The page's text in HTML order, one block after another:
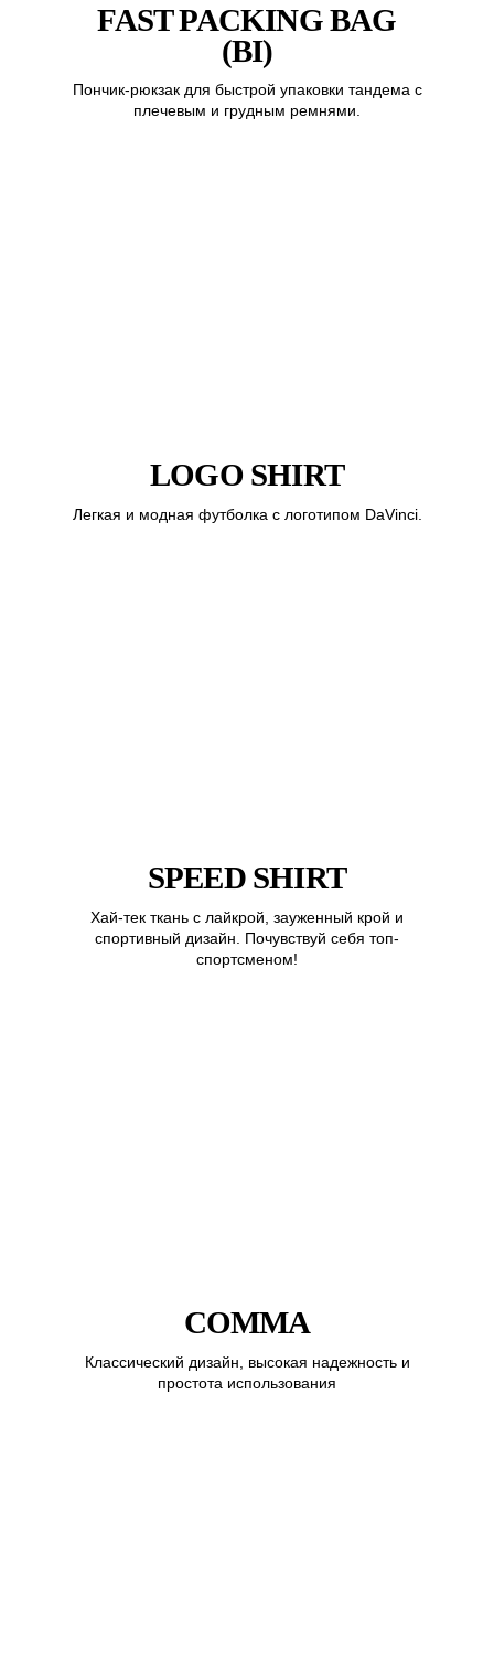
FAST PACKING BAG
(BI)
Пончик-рюкзак для быстрой упаковки тандема с
плечевым и грудным ремнями.
LOGO SHIRT
Легкая и модная футболка с логотипом DaVinci.
SPEED SHIRT
Хай-тек ткань с лайкрой, зауженный крой и
спортивный дизайн. Почувствуй себя топ-
спортсменом!
COMMA
Классический дизайн, высокая надежность и
простота использования